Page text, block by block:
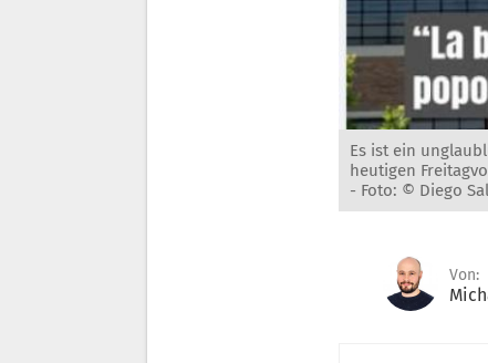
Es ist ein
heutigen
- Foto: © Diego
Von: